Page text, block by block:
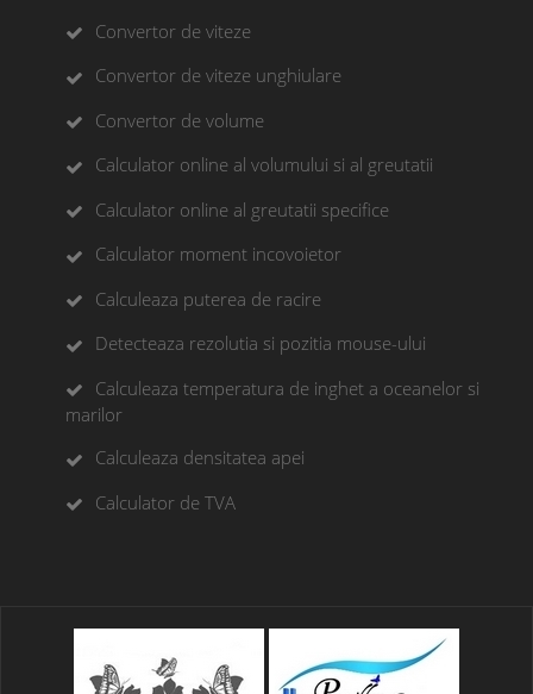
Convertor de viteze
Convertor de viteze unghiulare
Convertor de volume
Calculator online al volumului si al greutatii
Calculator online al greutatii specifice
Calculator moment incovoietor
Calculeaza puterea de racire
Detecteaza rezolutia si pozitia mouse-ului
Calculeaza temperatura de inghet a oceanelor si
marilor
Calculeaza densitatea apei
Calculator de TVA